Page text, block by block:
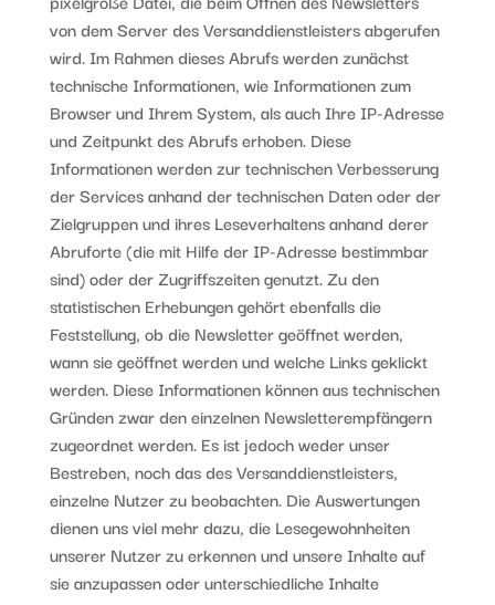
von dem Server des Versanddienstleisters abgerufen
wird. Im Rahmen dieses Abrufs werden zunächst
technische Informationen, wie Informationen zum
Browser und Ihrem System, als auch Ihre IP-Adresse
und Zeitpunkt des Abrufs erhoben. Diese
Informationen werden zur technischen Verbesserung
der Services anhand der technischen Daten oder der
Zielgruppen und ihres Leseverhaltens anhand derer
Abruforte (die mit Hilfe der IP-Adresse bestimmbar
sind) oder der Zugriffszeiten genutzt. Zu den
statistischen Erhebungen gehört ebenfalls die
Feststellung, ob die Newsletter geöffnet werden,
wann sie geöffnet werden und welche Links geklickt
werden. Diese Informationen können aus technischen
Gründen zwar den einzelnen Newsletterempfängern
zugeordnet werden. Es ist jedoch weder unser
Bestreben, noch das des Versanddienstleisters,
einzelne Nutzer zu beobachten. Die Auswertungen
dienen uns viel mehr dazu, die Lesegewohnheiten
unserer Nutzer zu erkennen und unsere Inhalte auf
sie anzupassen oder unterschiedliche Inhalte